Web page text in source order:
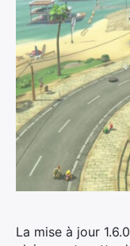
La mise à jour